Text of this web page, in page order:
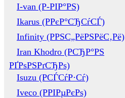
I-van (Р-РІР°РЅ)
Ikarus (РРєР°СЂСѓСЃ)
Infinity (РРЅС„РёРЅРёС‚Рё)
Iran Khodro (РСЂР°РЅ
РҐРѕРЅРґСЂРѕ)
Isuzu (РСЃСѓР·Сѓ)
Iveco (РРІРµРєРѕ)